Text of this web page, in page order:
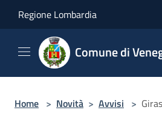
Regione Lombardia
Comune di
Home > Novità > Avvisi >